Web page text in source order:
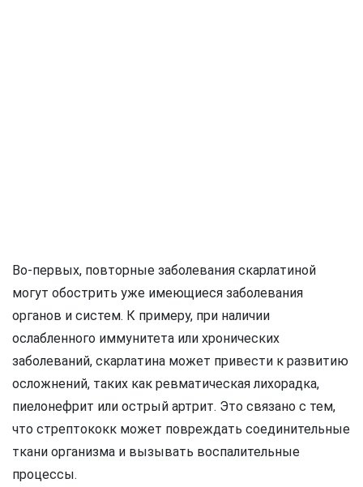
Во-первых, повторные заболевания скарлатиной
могут обострить уже имеющиеся заболевания
органов и систем. К примеру, при наличии
ослабленного иммунитета или хронических
заболеваний, скарлатина может привести к развитию
осложнений, таких как ревматическая лихорадка,
пиелонефрит или острый артрит. Это связано с тем,
что стрептококк может повреждать соединительные
ткани организма и вызывать воспалительные
процессы.